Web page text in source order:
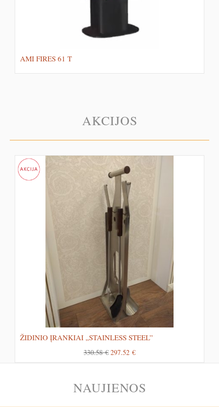
AMI FIRES 61 T
AKCIJOS
ŽIDINIO ĮRANKIAI „STAINLESS STEEL”
330.58€ 297.52 €
NAUJIENOS